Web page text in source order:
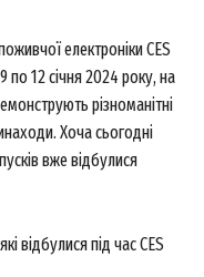
електроніки CES
12 січня 2024 року, на
різноманітні
Хоча сьогодні
вже відбулися
відбулися під час CES